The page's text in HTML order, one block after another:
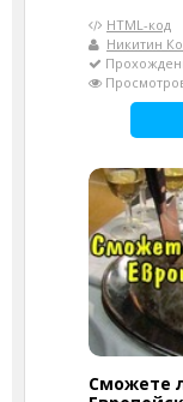
HTML-код
Никитин
Сможете